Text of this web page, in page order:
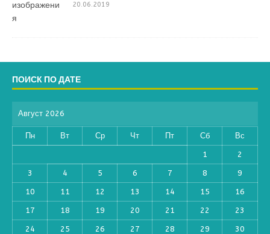
20.06.2019
ПОИСК ПО ДАТЕ
Август 2026
Пн Вт Ср Чт Пт Сб Вс
1 2
3 4 5 6 7 8 9
10 11 12 13 14 15 16
17 18 19 20 21 22 23
24 25 26 27 28 29 30